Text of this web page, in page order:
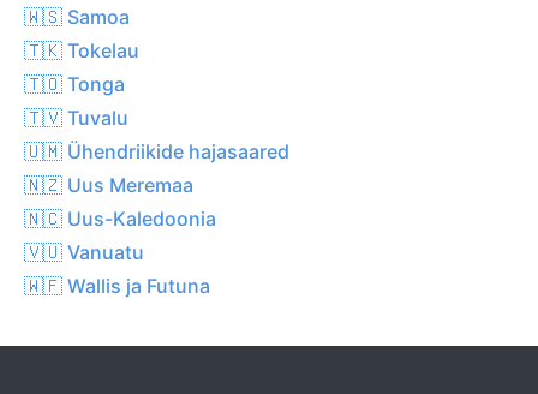
🇼🇸 Samoa
🇹🇰 Tokelau
🇹🇴 Tonga
🇹🇻 Tuvalu
🇺🇲 Ühendriikide hajasaared
🇳🇿 Uus Meremaa
🇳🇨 Uus-Kaledoonia
🇻🇺 Vanuatu
🇼🇫 Wallis ja Futuna